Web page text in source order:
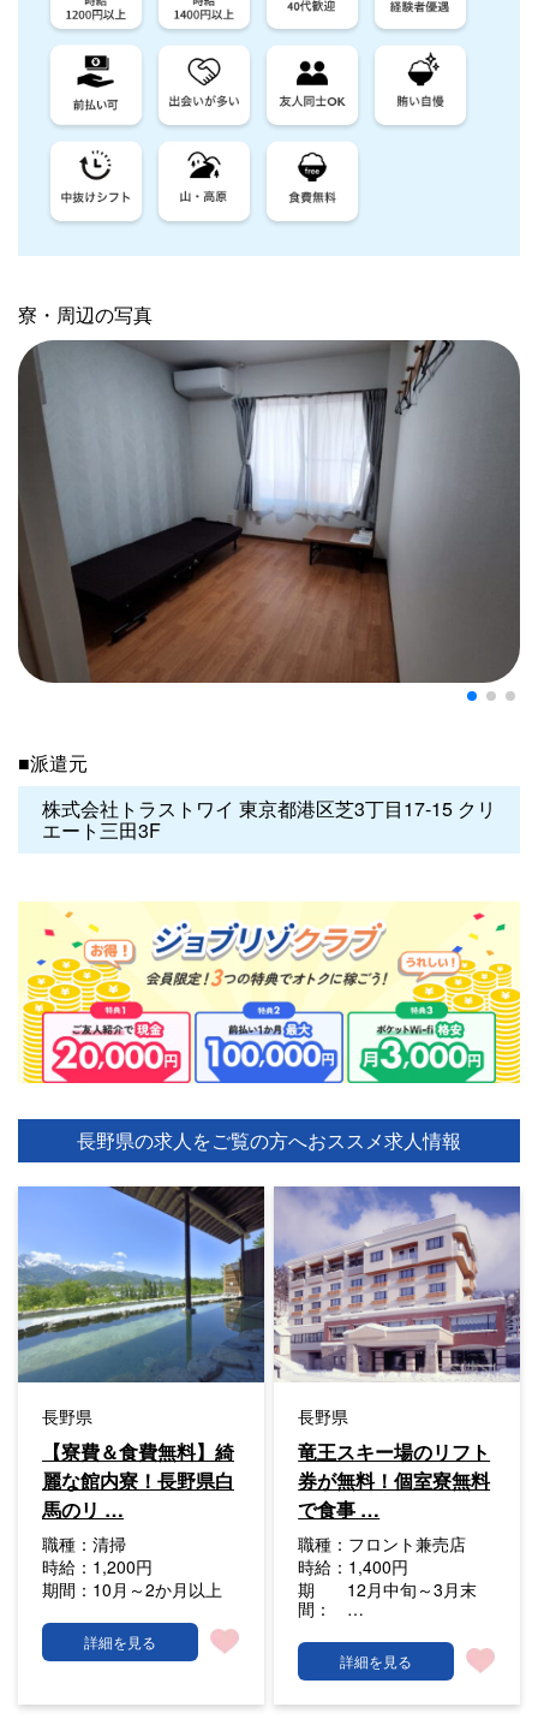
寮・周辺の写真
■派遣元
株式会社トラストワイ 東京都港区芝3丁目17-15 クリ
エート三田3F
長野県の求人をご覧の方へおススメ求人情報
長野県
【寮費＆食費無料】綺
麗な館内寮！長野県白
馬のリ …
職種： 清掃
時給： 1,200円
期間： 10月～2か月以上
詳細を見る
長野県
竜王スキー場のリフト
券が無料！個室寮無料
で食事 …
職種： フロント兼売店
時給： 1,400円
期
間：
12月中旬～3月末
…
詳細を見る